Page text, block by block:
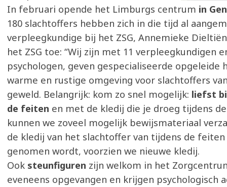
In februari opende het Limburgs centrum in
180 slachtoffers hebben zich in die tijd al
verpleegkundige bij het ZSG, Annemieke
het ZSG toe: “Wij zijn met 11 verpleegkundigen
psychologen, geven gespecialiseerde opgeleide
warme en rustige omgeving voor slachtoffers
geweld. Belangrijk: kom zo snel mogelijk: liefst
de feiten en met de kledij die je droeg tijdens
kunnen we zoveel mogelijk bewijsmateriaal
de kledij van het slachtoffer van tijdens de
genomen wordt, voorzien we nieuwe kledij.
Ook steunfiguren zijn welkom in het
eveneens opgevangen en krijgen psychologisch